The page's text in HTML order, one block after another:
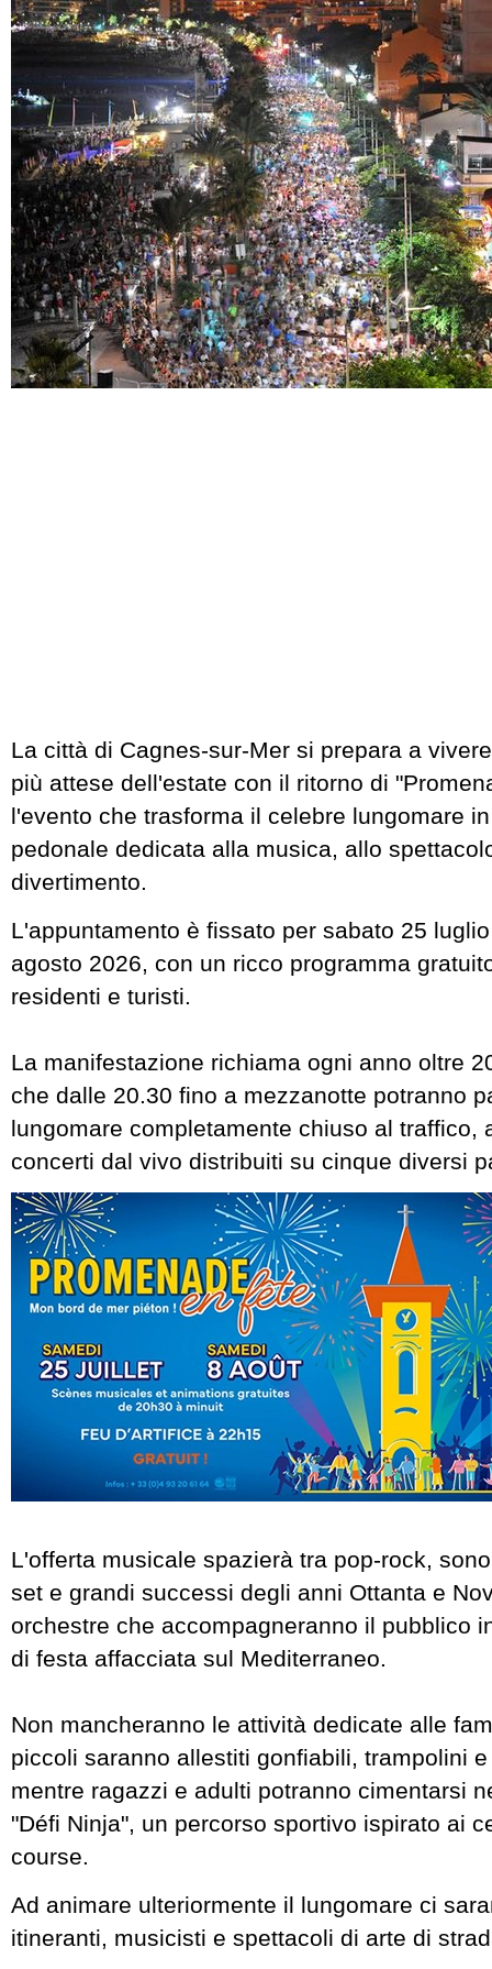
La città di Cagnes-sur-Mer si prepara a
più attese dell'estate con il ritorno di
l'evento che trasforma il celebre lungomare
pedonale dedicata alla musica, allo
divertimento.
L'appuntamento è fissato per sabato 25
agosto 2026, con un ricco programma
residenti e turisti.
La manifestazione richiama ogni anno oltre
che dalle 20.30 fino a mezzanotte potranno
lungomare completamente chiuso al traffico,
concerti dal vivo distribuiti su cinque diversi
L'offerta musicale spazierà tra pop-rock,
set e grandi successi degli anni Ottanta e
orchestre che accompagneranno il pubblico
di festa affacciata sul Mediterraneo.
Non mancheranno le attività dedicate alle
piccoli saranno allestiti gonfiabili, trampolini
mentre ragazzi e adulti potranno cimentarsi
"Défi Ninja", un percorso sportivo ispirato ai
course.
Ad animare ulteriormente il lungomare ci
itineranti, musicisti e spettacoli di arte di